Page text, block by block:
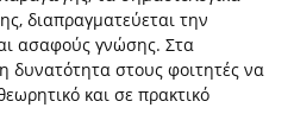
διαπραγματεύεται την
ασαφούς γνώσης. Στα
δυνατότητα στους φοιτητές να
και σε πρακτικό